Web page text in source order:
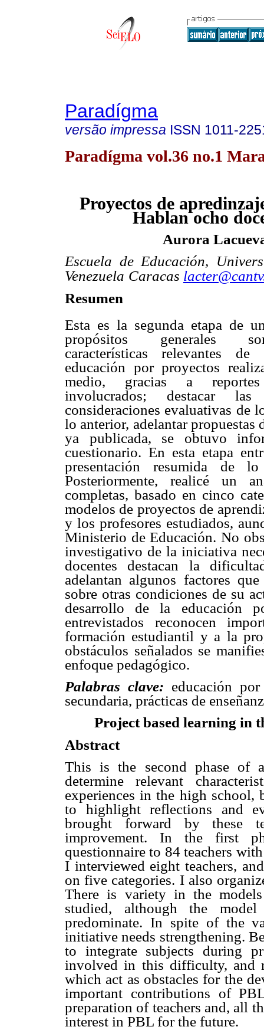
Paradígma
versão impressa ISSN 1011-
Paradígma vol.36 no.1
Proyectos de
Hablan ocho
Aurora
Escuela de Educación,
Venezuela Caracas
Resumen
Esta es la segunda etapa de
propósitos generales
características relevantes de
educación por proyectos
medio, gracias a
involucrados; destacar
consideraciones evaluativas de
lo anterior, adelantar propuestas
ya publicada, se obtuvo
cuestionario. En esta etapa
presentación resumida de
Posteriormente, realicé un
completas, basado en cinco
modelos de proyectos de
y los profesores estudiados,
Ministerio de Educación. No
investigativo de la iniciativa
docentes destacan la
adelantan algunos factores
sobre otras condiciones de su
desarrollo de la educación
entrevistados reconocen
formación estudiantil y a la
obstáculos señalados se
enfoque pedagógico.
Palabras clave: educación
secundaria, prácticas de
Project based learning in
Abstract
This is the second phase of
determine relevant
experiences in the high school,
to highlight reflections and
brought forward by these
improvement. In the first
questionnaire to 84 teachers
I interviewed eight teachers,
on five categories. I also
There is variety in the
studied, although the
predominate. In spite of the
initiative needs strengthening.
to integrate subjects during
involved in this difficulty, and
which act as obstacles for the
important contributions of
preparation of teachers and, all
interest in PBL for the future.